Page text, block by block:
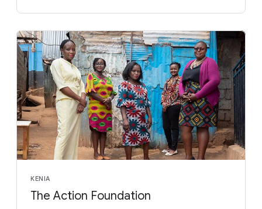
KENIA
The Action Foundation